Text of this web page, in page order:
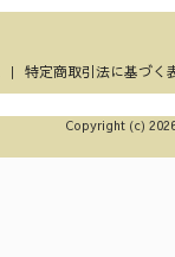
｜ 特定商取引法に基づく
Copyright (c)